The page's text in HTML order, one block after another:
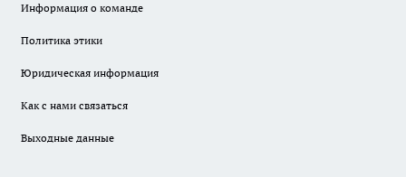
Информация о команде
Политика этики
Юридическая информация
Как с нами связаться
Выходные данные